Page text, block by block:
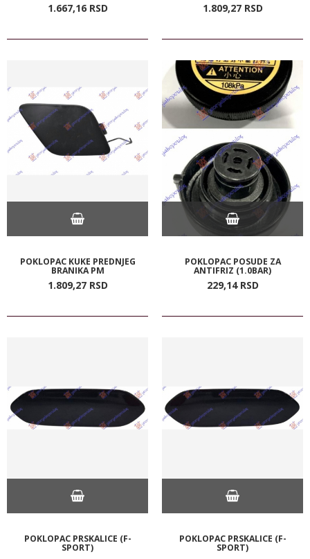
1.667,16 RSD 1.809,27 RSD
POKLOPAC KUKE PREDNJEG
BRANIKA PM
1.809,27 RSD
POKLOPAC POSUDE ZA
ANTIFRIZ (1.0BAR)
229,14 RSD
POKLOPAC PRSKALICE (F-
SPORT)
POKLOPAC PRSKALICE (F-
SPORT)